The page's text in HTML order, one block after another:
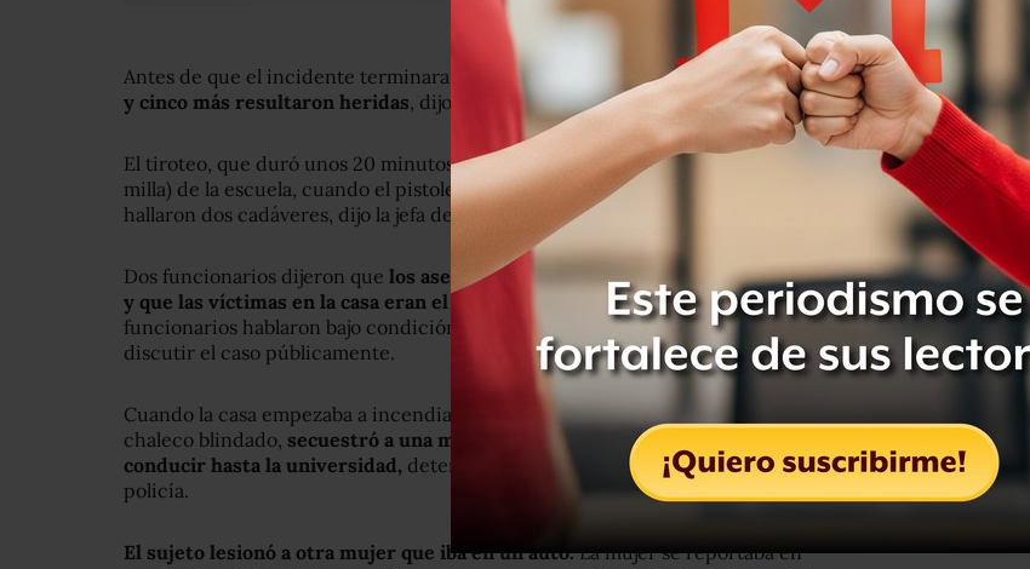
Antes de que el incidente terminara,
cinco personas, incluido el agresor, murieron,
y cinco más resultaron heridas, dijo la policía.
El tiroteo, que duró unos 20 minutos, comenzó a cerca de kilómetro y medio (una
milla) de la escuela, cuando el pistolero abrió fuego contra una casa donde se
hallaron dos cadáveres, dijo la jefa de policía Jacqueline Seabrooks.
Dos funcionarios dijeron que los asesinatos comenzaron como una riña doméstica
y que las víctimas en la casa eran el padre y el hermano del agresor.Los
funcionarios hablaron bajo condición de anonimato porque no estaban autorizados a
discutir el caso públicamente.
Cuando la casa empezaba a incendiarse, el hombre, vestido con lo que parecía un
chaleco blindado, secuestró a una mujer y su auto a punta de pistola y la hizo
conducir hasta la universidad, deteniéndose en el camino para disparar, dijo la
policía.
El sujeto lesionó a otra mujer que iba en un auto.La mujer se reportaba en